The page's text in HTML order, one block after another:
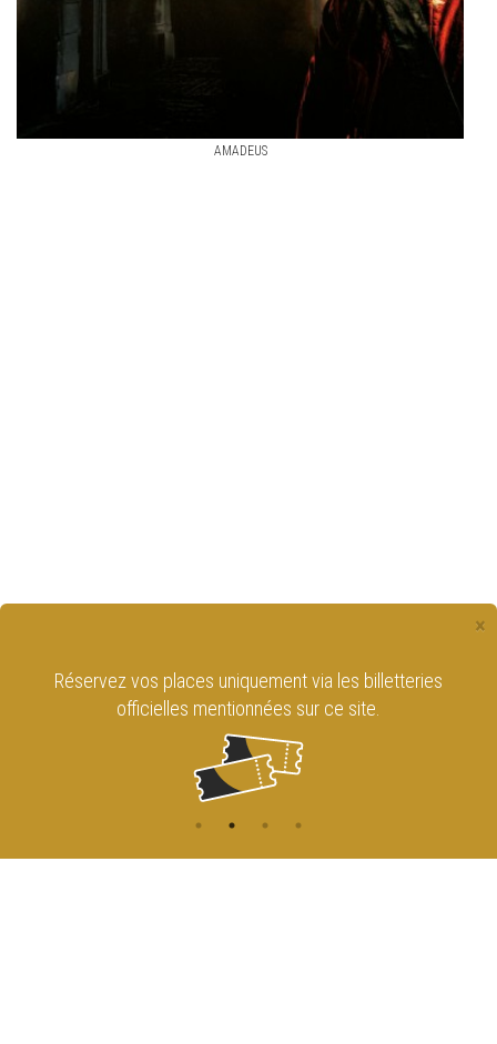
AMADEUS
×
Réservez vos places uniquement via les billetteries
officielles mentionnées sur ce site.